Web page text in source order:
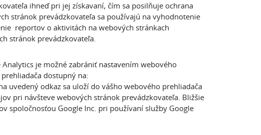
ihneď pri jej získavaní, čím sa posilňuje ochrana
stránok prevádzkovateľa sa používajú na vyhodnotenie
reportov o aktivitách na webových stránkach
stránok prevádzkovateľa.
je možné zabrániť nastavením webového
dostupný na:
uvedený odkaz sa uloží do vášho webového prehliadača
pri návšteve webových stránok prevádzkovateľa. Bližšie
spoločnosťou Google Inc. pri používaní služby Google